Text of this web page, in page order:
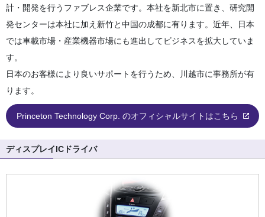
計・開発を行うファブレス企業です。本社を新北市に置き、研究開
発センターは本社に加え新竹と中国の成都に有ります。近年、日本
では車載市場・産業機器市場にも進出してビジネスを拡大していま
す。
日本のお客様により良いサポートを行うため、川越市に事務所が有
ります。
Princeton Technology Corp. のオフィシャルサイトはこちら
ディスプレイICドライバ